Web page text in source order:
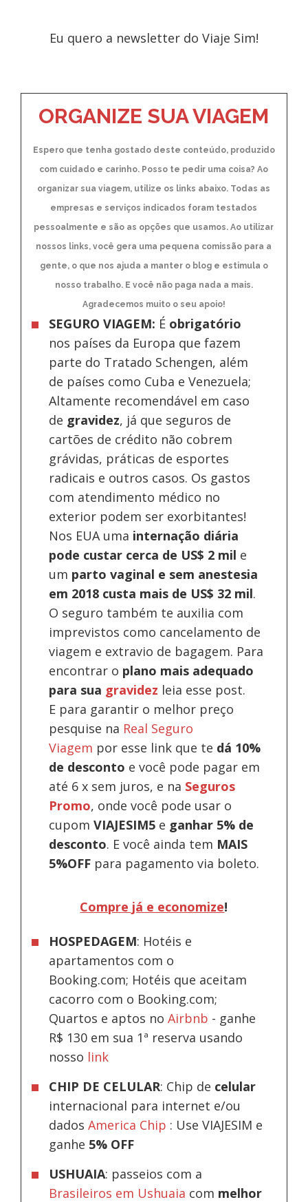
Eu quero a newsletter do Viaje Sim!
ORGANIZE SUA VIAGEM
Espero que tenha gostado deste conteúdo, produzido
com cuidado e carinho. Posso te pedir uma coisa? Ao
organizar sua viagem, utilize os links abaixo. Todas as
empresas e serviços indicados foram testados
pessoalmente e são as opções que usamos. Ao utilizar
nossos links, você gera uma pequena comissão para a
gente, o que nos ajuda a manter o blog e estimula o
nosso trabalho. E você não paga nada a mais.
Agradecemos muito o seu apoio!
SEGURO VIAGEM: É obrigatório
nos países da Europa que fazem
parte do Tratado Schengen, além
de países como Cuba e Venezuela;
Altamente recomendável em caso
de gravidez, já que seguros de
cartões de crédito não cobrem
grávidas, práticas de esportes
radicais e outros casos. Os gastos
com atendimento médico no
exterior podem ser exorbitantes!
Nos EUA uma internação diária
pode custar cerca de US$ 2 mil e
um parto vaginal e sem anestesia
em 2018 custa mais de US$ 32 mil.
O seguro também te auxilia com
imprevistos como cancelamento de
viagem e extravio de bagagem. Para
encontrar o plano mais adequado
para sua gravidez leia esse post.
E para garantir o melhor preço
pesquise na Real Seguro
Viagem por esse link que te dá 10%
de desconto e você pode pagar em
até 6 x sem juros, e na Seguros
Promo, onde você pode usar o
cupomVIAJESIM5 e ganhar 5% de
desconto. E você ainda tem MAIS
5%OFF para pagamento via boleto.
Compre já e economize!
HOSPEDAGEM: Hotéis e
apartamentos com o
Booking.com; Hotéis que aceitam
cacorro com o Booking.com;
Quartos e aptos noAirbnb - ganhe
R$ 130 em sua 1ª reserva usando
nosso link
CHIP DE CELULAR: Chip de celular
internacional para internet e/ou
dadosAmerica Chip : Use VIAJESIM e
ganhe 5% OFF
USHUAIA: passeios com a
Brasileiros em Ushuaia com melhor